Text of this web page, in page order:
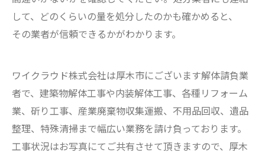
して、どのくらいの量を処分したのかも確かめると、
その業者が信頼できるかがわかります。
ワイクラウド株式会社は厚木市にございます解体請負業
者で、建築物解体工事や内装解体工事、各種リフォーム
業、斫り工事、産業廃棄物収集運搬、不用品回収、遺品
整理、特殊清掃まで幅広い業務を請け負っております。
工事状況はお写真にてご共有させて頂きますので、厚木